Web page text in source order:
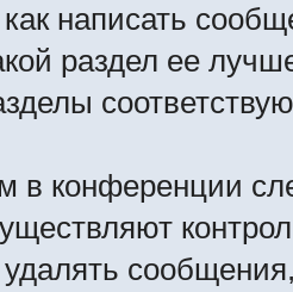
написать
раздел ее
в конференции
удалять